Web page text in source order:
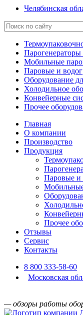
Челябинская
Парогенераторы
Мобильные
Паровые и
Оборудование
Холодильное
Конвейерные
Прочее
Главная
О компании
Производство
Продукция
Паровые и
Прочее
Отзывы
Сервис
Контакты
8 800 333-58-60
Московская
— обзоры работы